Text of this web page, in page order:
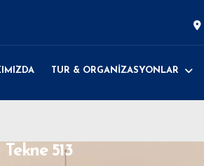
TUR & ORGANİZASYONLAR
Tekne 513